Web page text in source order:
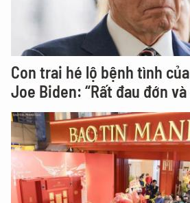
Con trai hé lộ bệnh tình
Joe Biden: “Rất đau đớn